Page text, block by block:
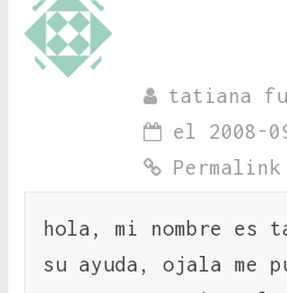
tatiana
el 2008-
Permalink
hola, mi nombre es
su ayuda, ojala me